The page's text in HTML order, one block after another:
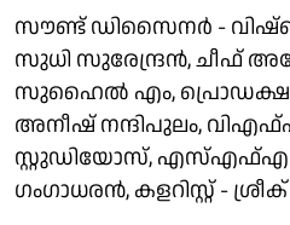
സൗണ്ട് ഡിസൈനർ -
സുധി സുരേന്ദ്രൻ, ചീഫ്
സുഹൈൽ എം,
അനീഷ് നന്ദിപുലം,
സ്റ്റുഡിയോസ്,
ഗംഗാധരൻ, കളറിസ്റ്റ് -